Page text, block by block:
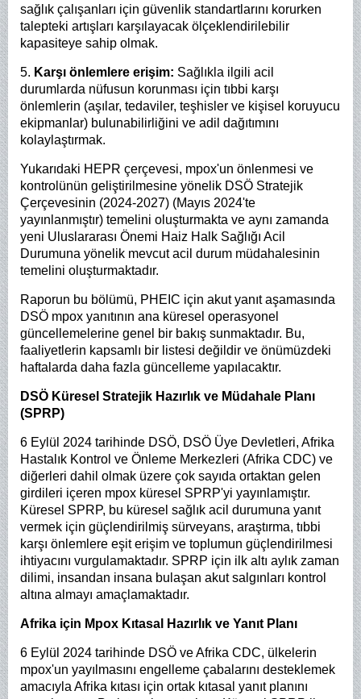
sağlık çalışanları için güvenlik standartlarını korurken
talepteki artışları karşılayacak ölçeklendirilebilir
kapasiteye sahip olmak.
5. Karşı önlemlere erişim: Sağlıkla ilgili acil
durumlarda nüfusun korunması için tıbbi karşı
önlemlerin (aşılar, tedaviler, teşhisler ve kişisel koruyucu
ekipmanlar) bulunabilirliğini ve adil dağıtımını
kolaylaştırmak.
Yukarıdaki HEPR çerçevesi, mpox'un önlenmesi ve
kontrolünün geliştirilmesine yönelik DSÖ Stratejik
Çerçevesinin (2024-2027) (Mayıs 2024'te
yayınlanmıştır) temelini oluşturmakta ve aynı zamanda
yeni Uluslararası Önemi Haiz Halk Sağlığı Acil
Durumuna yönelik mevcut acil durum müdahalesinin
temelini oluşturmaktadır.
Raporun bu bölümü, PHEIC için akut yanıt aşamasında
DSÖ mpox yanıtının ana küresel operasyonel
güncellemelerine genel bir bakış sunmaktadır. Bu,
faaliyetlerin kapsamlı bir listesi değildir ve önümüzdeki
haftalarda daha fazla güncelleme yapılacaktır.
DSÖ Küresel Stratejik Hazırlık ve Müdahale Planı
(SPRP)
6 Eylül 2024 tarihinde DSÖ, DSÖ Üye Devletleri, Afrika
Hastalık Kontrol ve Önleme Merkezleri (Afrika CDC) ve
diğerleri dahil olmak üzere çok sayıda ortaktan gelen
girdileri içeren mpox küresel SPRP'yi yayınlamıştır.
Küresel SPRP, bu küresel sağlık acil durumuna yanıt
vermek için güçlendirilmiş sürveyans, araştırma, tıbbi
karşı önlemlere eşit erişim ve toplumun güçlendirilmesi
ihtiyacını vurgulamaktadır. SPRP için ilk altı aylık zaman
dilimi, insandan insana bulaşan akut salgınları kontrol
altına almayı amaçlamaktadır.
Afrika için Mpox Kıtasal Hazırlık ve Yanıt Planı
6 Eylül 2024 tarihinde DSÖ ve Afrika CDC, ülkelerin
mpox'un yayılmasını engelleme çabalarını desteklemek
amacıyla Afrika kıtası için ortak kıtasal yanıt planını